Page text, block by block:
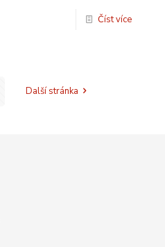
Číst více
Další stránka